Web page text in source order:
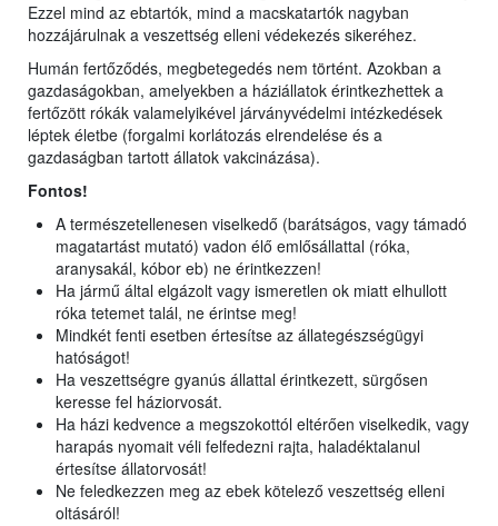
Ezzel mind az ebtartók, mind a macskatartók nagyban
hozzájárulnak a veszettség elleni védekezés sikeréhez.
Humán fertőződés, megbetegedés nem történt. Azokban a
gazdaságokban, amelyekben a háziállatok érintkezhettek a
fertőzött rókák valamelyikével járványvédelmi intézkedések
léptek életbe (forgalmi korlátozás elrendelése és a
gazdaságban tartott állatok vakcinázása).
Fontos!
A természetellenesen viselkedő (barátságos, vagy támadó
magatartást mutató) vadon élő emlősállattal (róka,
aranysakál, kóbor eb) ne érintkezzen!
Ha jármű által elgázolt vagy ismeretlen ok miatt elhullott
róka tetemet talál, ne érintse meg!
Mindkét fenti esetben értesítse az állategészségügyi
hatóságot!
Ha veszettségre gyanús állattal érintkezett, sürgősen
keresse fel háziorvosát.
Ha házi kedvence a megszokottól eltérően viselkedik, vagy
harapás nyomait véli felfedezni rajta, haladéktalanul
értesítse állatorvosát!
Ne feledkezzen meg az ebek kötelező veszettség elleni
oltásáról!